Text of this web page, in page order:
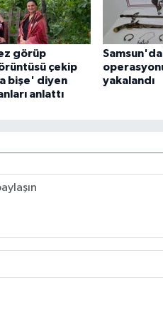
görüp
çekip
bişe' diyen
anlattı
yakalandı